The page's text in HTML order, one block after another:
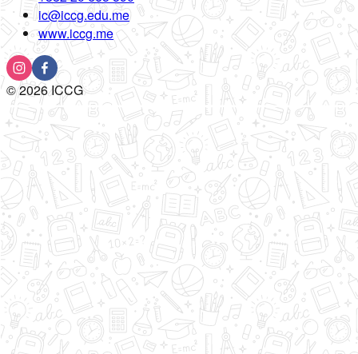
ic@iccg.edu.me
www.iccg.me
©2026ICCG